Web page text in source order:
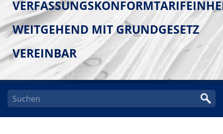
WEITGEHEND MIT GRUNDGESETZ
VEREINBAR